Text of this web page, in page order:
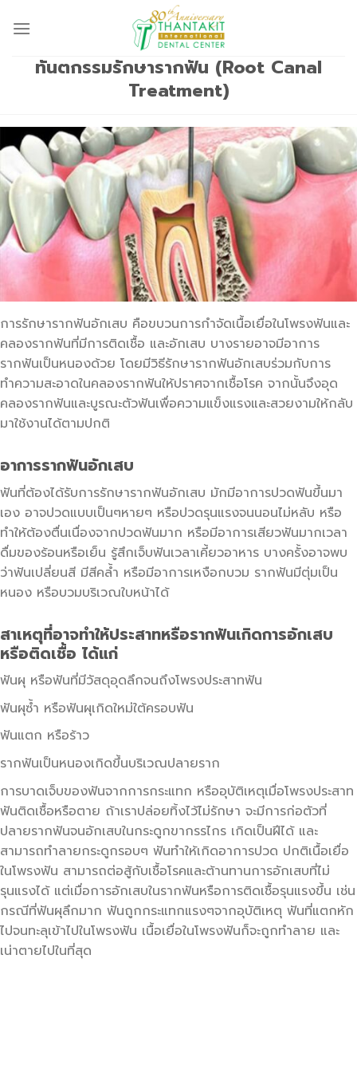
ทันตกรรมรักษารากฟัน (Root Canal
Treatment)
การรักษารากฟันอักเสบ คือขบวนการกำจัดเนื้อเยื่อในโพรงฟันและ
คลองรากฟันที่มีการติดเชื้อ และอักเสบ บางรายอาจมีอาการ
รากฟันเป็นหนองด้วย โดยมีวิธีรักษารากฟันอักเสบร่วมกับการ
ทำความสะอาดในคลองรากฟันให้ปราศจากเชื้อโรค จากนั้นจึงอุด
คลองรากฟันและบูรณะตัวฟันเพื่อความแข็งแรงและสวยงามให้กลับ
มาใช้งานได้ตามปกติ
อาการรากฟันอักเสบ
ฟันที่ต้องได้รับการรักษารากฟันอักเสบ มักมีอาการปวดฟันขึ้นมา
เอง อาจปวดแบบเป็นๆหายๆ หรือปวดรุนแรงจนนอนไม่หลับ หรือ
ทำให้ต้องตื่นเนื่องจากปวดฟันมาก หรือมีอาการเสียวฟันมากเวลา
ดื่มของร้อนหรือเย็น รู้สึกเจ็บฟันเวลาเคี้ยวอาหาร บางครั้งอาจพบ
ว่าฟันเปลี่ยนสี มีสีคล้ำ หรือมีอาการเหงือกบวม รากฟันมีตุ่มเป็น
หนอง หรือบวมบริเวณใบหน้าได้
สาเหตุที่อาจทำให้ประสาทหรือรากฟันเกิดการอักเสบ
หรือติดเชื้อ ได้แก่
ฟันผุ หรือฟันที่มีวัสดุอุดลึกจนถึงโพรงประสาทฟัน
ฟันผุซ้ำ หรือฟันผุเกิดใหม่ใต้ครอบฟัน
ฟันแตก หรือร้าว
รากฟันเป็นหนองเกิดขึ้นบริเวณปลายราก
การบาดเจ็บของฟันจากการกระแทก หรืออุบัติเหตุเมื่อโพรงประสาท
ฟันติดเชื้อหรือตาย ถ้าเราปล่อยทิ้งไว้ไม่รักษา จะมีการก่อตัวที่
ปลายรากฟันจนอักเสบในกระดูกขากรรไกร เกิดเป็นฝีได้ และ
สามารถทำลายกระดูกรอบๆ ฟันทำให้เกิดอาการปวด ปกติเนื้อเยื่อ
ในโพรงฟัน สามารถต่อสู้กับเชื้อโรคและต้านทานการอักเสบที่ไม่
รุนแรงได้ แต่เมื่อการอักเสบในรากฟันหรือการติดเชื้อรุนแรงขึ้น เช่น
กรณีที่ฟันผุลึกมาก ฟันถูกกระแทกแรงๆจากอุบัติเหตุ ฟันที่แตกหัก
ไปจนทะลุเข้าไปในโพรงฟัน เนื้อเยื่อในโพรงฟันก็จะถูกทำลาย และ
เน่าตายไปในที่สุด